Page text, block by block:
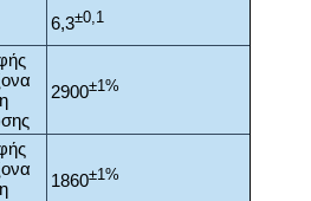
6,3±0,1
2900±1%
1860±1%